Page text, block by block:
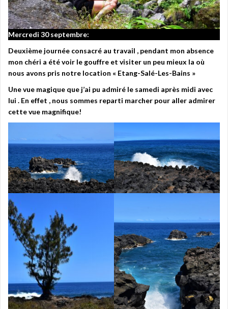
Mercredi 30 septembre:
Deuxième journée consacré au travail , pendant mon absence
mon chéri a été voir le gouffre et visiter un peu mieux la où
nous avons pris notre location « Etang-Salé-Les-Bains »
Une vue magique que j’ai pu admiré le samedi après midi avec
lui . En effet , nous sommes reparti marcher pour aller admirer
cette vue magnifique!